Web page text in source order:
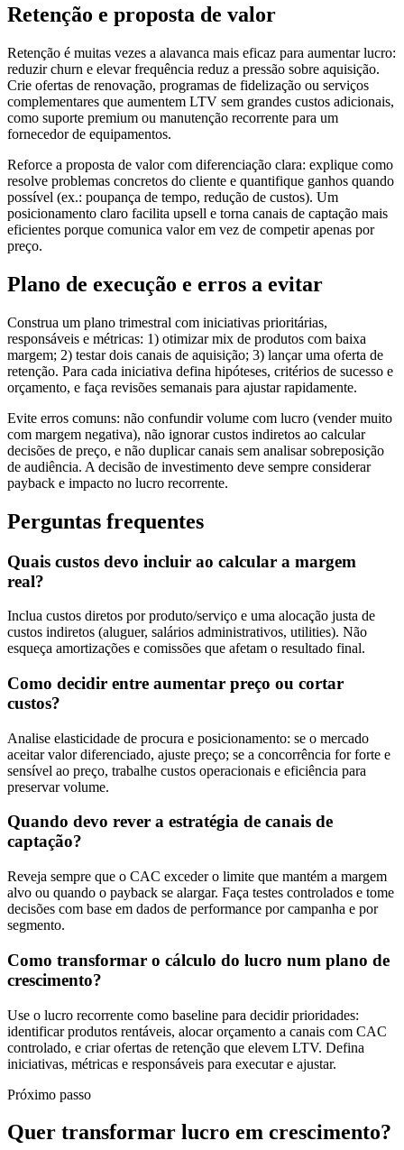
Retenção e proposta de valor
Retenção é muitas vezes a alavanca mais eficaz para aumentar lucro:
reduzir churn e elevar frequência reduz a pressão sobre aquisição.
Crie ofertas de renovação, programas de fidelização ou serviços
complementares que aumentem LTV sem grandes custos adicionais,
como suporte premium ou manutenção recorrente para um
fornecedor de equipamentos.
Reforce a proposta de valor com diferenciação clara: explique como
resolve problemas concretos do cliente e quantifique ganhos quando
possível (ex.: poupança de tempo, redução de custos). Um
posicionamento claro facilita upsell e torna canais de captação mais
eficientes porque comunica valor em vez de competir apenas por
preço.
Plano de execução e erros a evitar
Construa um plano trimestral com iniciativas prioritárias,
responsáveis e métricas: 1) otimizar mix de produtos com baixa
margem; 2) testar dois canais de aquisição; 3) lançar uma oferta de
retenção. Para cada iniciativa defina hipóteses, critérios de sucesso e
orçamento, e faça revisões semanais para ajustar rapidamente.
Evite erros comuns: não confundir volume com lucro (vender muito
com margem negativa), não ignorar custos indiretos ao calcular
decisões de preço, e não duplicar canais sem analisar sobreposição
de audiência. A decisão de investimento deve sempre considerar
payback e impacto no lucro recorrente.
Perguntas frequentes
Quais custos devo incluir ao calcular a margem
real?
Inclua custos diretos por produto/serviço e uma alocação justa de
custos indiretos (aluguer, salários administrativos, utilities). Não
esqueça amortizações e comissões que afetam o resultado final.
Como decidir entre aumentar preço ou cortar
custos?
Analise elasticidade de procura e posicionamento: se o mercado
aceitar valor diferenciado, ajuste preço; se a concorrência for forte e
sensível ao preço, trabalhe custos operacionais e eficiência para
preservar volume.
Quando devo rever a estratégia de canais de
captação?
Reveja sempre que o CAC exceder o limite que mantém a margem
alvo ou quando o payback se alargar. Faça testes controlados e tome
decisões com base em dados de performance por campanha e por
segmento.
Como transformar o cálculo do lucro num plano de
crescimento?
Use o lucro recorrente como baseline para decidir prioridades:
identificar produtos rentáveis, alocar orçamento a canais com CAC
controlado, e criar ofertas de retenção que elevem LTV. Defina
iniciativas, métricas e responsáveis para executar e ajustar.
Próximo passo
Quer transformar lucro em crescimento?